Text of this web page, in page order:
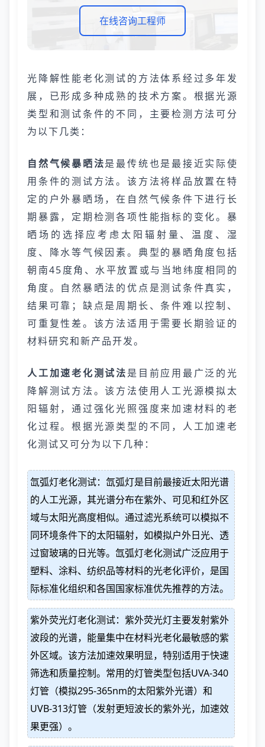
在线咨询工程师
光降解性能老化测试的方法体系经过多年发
展，已形成多种成熟的技术方案。根据光源
类型和测试条件的不同，主要检测方法可分
为以下几类：
自然气候暴晒法是最传统也是最接近实际使
用条件的测试方法。该方法将样品放置在特
定的户外暴晒场，在自然气候条件下进行长
期暴露，定期检测各项性能指标的变化。暴
晒场的选择应考虑太阳辐射量、温度、湿
度、降水等气候因素。典型的暴晒角度包括
朝南45度角、水平放置或与当地纬度相同的
角度。自然暴晒法的优点是测试条件真实，
结果可靠；缺点是周期长、条件难以控制、
可重复性差。该方法适用于需要长期验证的
材料研究和新产品开发。
人工加速老化测试法是目前应用最广泛的光
降解测试方法。该方法使用人工光源模拟太
阳辐射，通过强化光照强度来加速材料的老
化过程。根据光源类型的不同，人工加速老
化测试又可分为以下几种：
氙弧灯老化测试：氙弧灯是目前最接近太阳光谱
的人工光源，其光谱分布在紫外、可见和红外区
域与太阳光高度相似。通过滤光系统可以模拟不
同环境条件下的太阳辐射，如模拟户外日光、透
过窗玻璃的日光等。氙弧灯老化测试广泛应用于
塑料、涂料、纺织品等材料的光老化评价，是国
际标准化组织和各国国家标准优先推荐的方法。
紫外荧光灯老化测试：紫外荧光灯主要发射紫外
波段的光谱，能量集中在材料光老化最敏感的紫
外区域。该方法加速效果明显，特别适用于快速
筛选和质量控制。常用的灯管类型包括UVA-340
灯管（模拟295-365nm的太阳紫外光谱）和
UVB-313灯管（发射更短波长的紫外光，加速效
果更强）。